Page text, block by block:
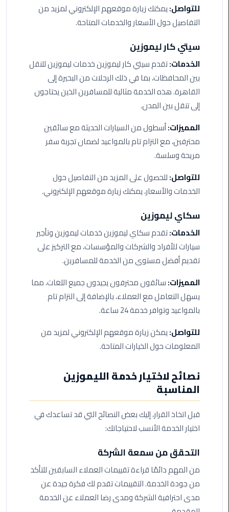
مرسيدس
ليموزين
اسكندرية
ليموزين
الساحل
الشمالي
ليموزين
العين
السخنة
ليموزين
الشيخ
ليموزين
مرسى
مطروح
ليموزين
خدمة
ليموزين
الغردقة
دهب
القاهرة
والعكس
للتواصل:يمكنك زيارة موقعهم الإلكتروني لمزيد من
التفاصيل حول الأسعار والخدمات المتاحة.
سيتي كار ليموزين
الخدمات:تقدم سيتي كار ليموزين خدمات ليموزين للنقل
بين المحافظات، بما في ذلك الرحلات من البحيرة إلى
القاهرة. هذه الخدمة مثالية للمسافرين الذين يحتاجون
إلى تنقل بين المدن.
المميزات:أسطول من السيارات الحديثة مع سائقين
محترفين، مع التزام تام بالمواعيد لضمان تجربة سفر
مريحة وسلسة.
للتواصل:للحصول على المزيد من التفاصيل حول
الخدمات والأسعار، يمكنك زيارة موقعهم الإلكتروني.
سكاي ليموزين
الخدمات:تقدم سكاي ليموزين خدمات ليموزين وتأجير
سيارات للأفراد والشركات والمؤسسات، مع التركيز على
تقديم أفضل مستوى من الخدمة للمسافرين.
المميزات:سائقون محترفون يجيدون جميع اللغات، مما
يسهل التعامل مع العملاء، بالإضافة إلى التزام تام
بالمواعيد وتوافر خدمة 24 ساعة.
للتواصل:يمكن زيارة موقعهم الإلكتروني لمزيد من
المعلومات حول الخيارات المتاحة.
نصائح لاختيار خدمة الليموزين
المناسبة
قبل اتخاذ القرار، إليك بعض النصائح التي قد تساعدك في
اختيار الخدمة الأنسب لاحتياجاتك:
التحقق من سمعة الشركة
من المهم دائمًا قراءة تقييمات العملاء السابقين للتأكد
من جودة الخدمة. التقييمات تقدم لك فكرة جيدة عن
مدى احترافية الشركة ومدى رضا العملاء عن الخدمة